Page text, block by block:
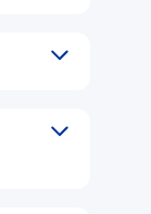
o
nadrzędną